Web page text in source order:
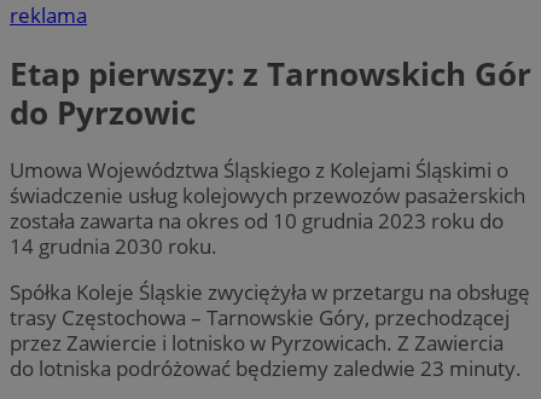
reklama
Etap pierwszy: z Tarnowskich Gór
do Pyrzowic
Umowa Województwa Śląskiego z Kolejami Śląskimi o
świadczenie usług kolejowych przewozów pasażerskich
została zawarta na okres od 10 grudnia 2023 roku do
14 grudnia 2030 roku.
Spółka Koleje Śląskie zwyciężyła w przetargu na obsługę
trasy Częstochowa – Tarnowskie Góry, przechodzącej
przez Zawiercie i lotnisko w Pyrzowicach. Z Zawiercia
do lotniska podróżować będziemy zaledwie 23 minuty.